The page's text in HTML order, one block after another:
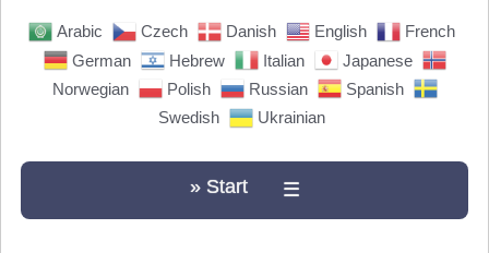
Arabic Czech Danish English
French
German
Hebrew Italian
Japanese
Norwegian
Polish Russian
Spanish
Swedish
Ukrainian
» Start ☰